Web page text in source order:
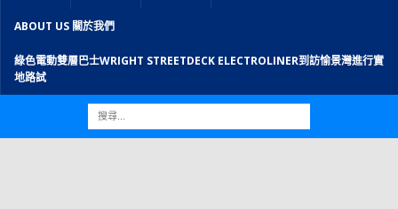
ABOUT US 關於我們
綠色電動雙層巴士WRIGHT STREETDECK ELECTROLINER到訪愉景灣進行實
地路試